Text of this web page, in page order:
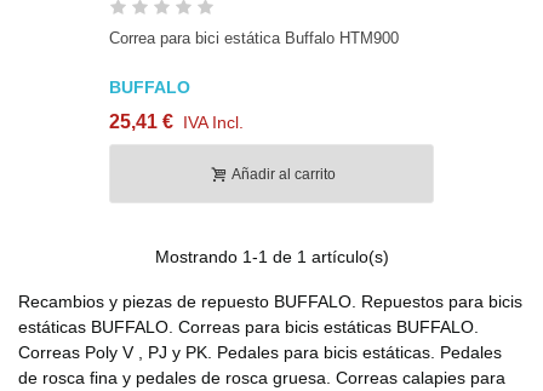
Correa para bici estática Buffalo HTM900
BUFFALO
25,41 € IVA Incl.
Añadir al carrito
Mostrando 1-1 de 1 artículo(s)
Recambios y piezas de repuesto BUFFALO. Repuestos para bicis
estáticas BUFFALO. Correas para bicis estáticas BUFFALO.
Correas Poly V , PJ y PK. Pedales para bicis estáticas. Pedales
de rosca fina y pedales de rosca gruesa. Correas calapies para